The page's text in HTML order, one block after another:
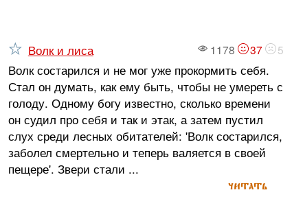
1178 37 5
Волк и лиса
Волк состарился и не мог уже прокормить себя.
Стал он думать, как ему быть, чтобы не умереть с
голоду. Одному богу известно, сколько времени
он судил про себя и так и этак, а затем пустил
слух среди лесных обитателей: 'Волк состарился,
заболел смертельно и теперь валяется в своей
пещере'. Звери стали ...
читать